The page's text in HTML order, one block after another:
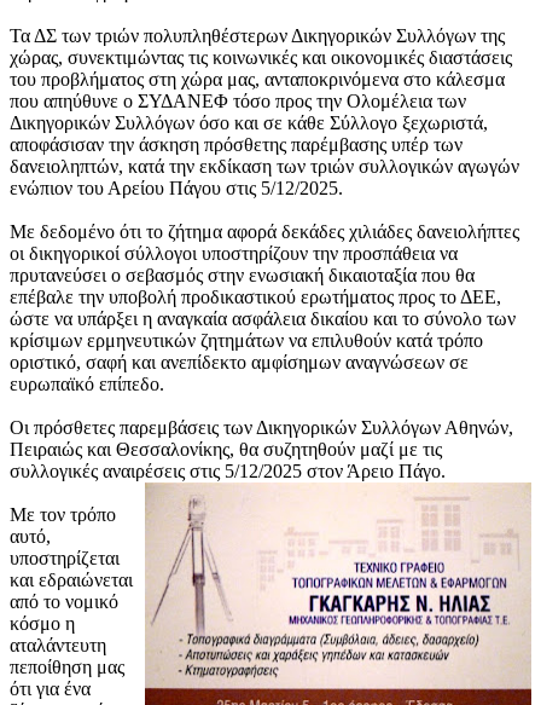
Τα ΔΣ των τριών πολυπληθέστερων Δικηγορικών Συλλόγων της
χώρας, συνεκτιμώντας τις κοινωνικές και οικονομικές διαστάσεις
του προβλήματος στη χώρα μας, ανταποκρινόμενα στο κάλεσμα
που απηύθυνε ο ΣΥΔΑΝΕΦ τόσο προς την Ολομέλεια των
Δικηγορικών Συλλόγων όσο και σε κάθε Σύλλογο ξεχωριστά,
αποφάσισαν την άσκηση πρόσθετης παρέμβασης υπέρ των
δανειοληπτών, κατά την εκδίκαση των τριών συλλογικών αγωγών
ενώπιον του Αρείου Πάγου στις 5/12/2025.
Με δεδομένο ότι το ζήτημα αφορά δεκάδες χιλιάδες δανειολήπτες
οι δικηγορικοί σύλλογοι υποστηρίζουν την προσπάθεια να
πρυτανεύσει ο σεβασμός στην ενωσιακή δικαιοταξία που θα
επέβαλε την υποβολή προδικαστικού ερωτήματος προς το ΔΕΕ,
ώστε να υπάρξει η αναγκαία ασφάλεια δικαίου και το σύνολο των
κρίσιμων ερμηνευτικών ζητημάτων να επιλυθούν κατά τρόπο
οριστικό, σαφή και ανεπίδεκτο αμφίσημων αναγνώσεων σε
ευρωπαϊκό επίπεδο.
Οι πρόσθετες παρεμβάσεις των Δικηγορικών Συλλόγων Αθηνών,
Πειραιώς και Θεσσαλονίκης, θα συζητηθούν μαζί με τις
συλλογικές αναιρέσεις στις 5/12/2025 στον Άρειο Πάγο.
Με τον τρόπο
αυτό,
υποστηρίζεται
και εδραιώνεται
από το νομικό
κόσμο η
αταλάντευτη
πεποίθηση μας
ότι για ένα